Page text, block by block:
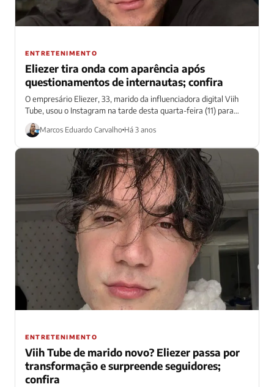
ENTRETENIMENTO
Eliezer tira onda com aparência após
questionamentos de internautas; confira
O empresário Eliezer, 33, marido da influenciadora digital Viih
Tube, usou o Instagram na tarde desta quarta-feira (11) para
tirar onda com...
Marcos Eduardo Carvalho Há 3 anos
ENTRETENIMENTO
Viih Tube de marido novo? Eliezer passa por
transformação e surpreende seguidores;
confira